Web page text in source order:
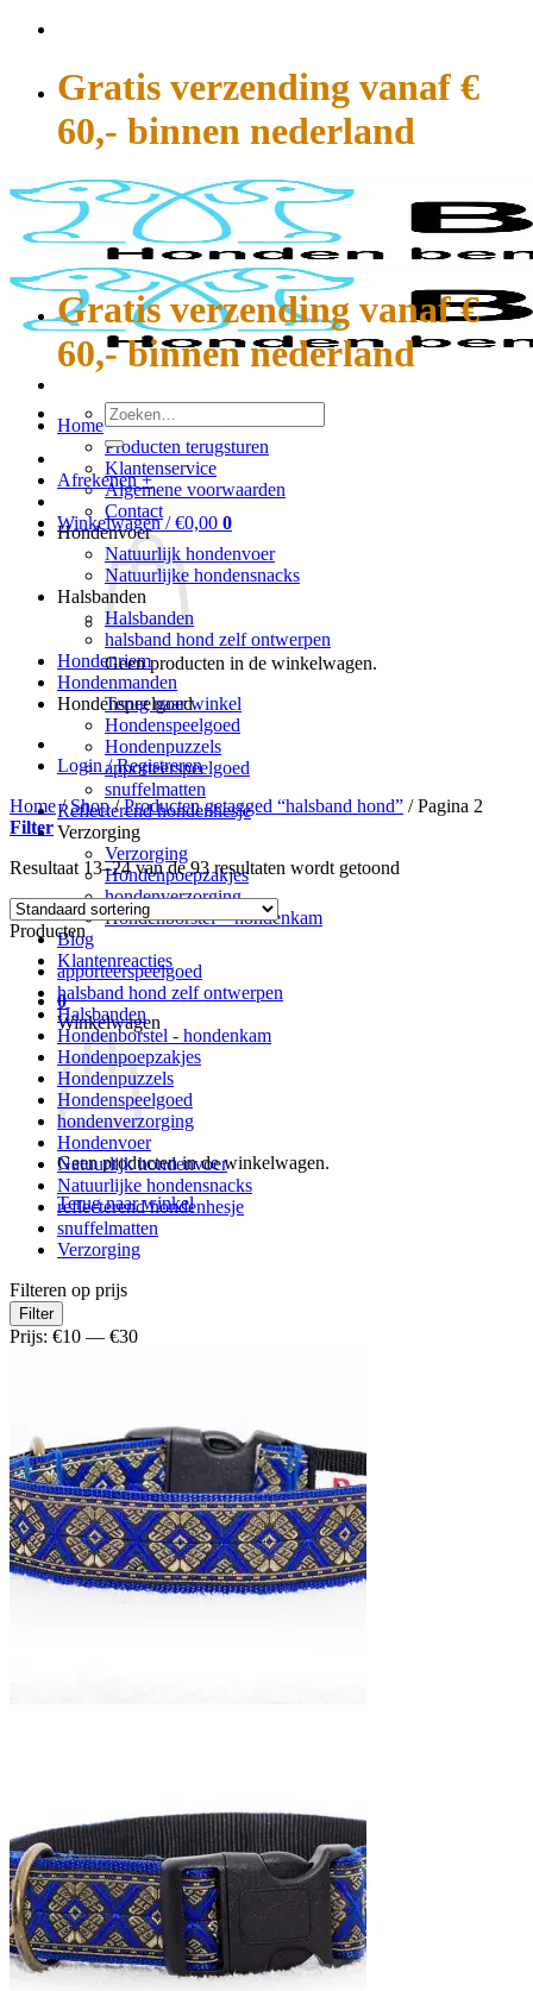
Gratis verzending vanaf €
60,- binnen nederland
Home
Producten terugsturen
Klantenservice
Algemene voorwaarden
Contact
Hondenvoer
Natuurlijk hondenvoer
Natuurlijke hondensnacks
Halsbanden
Halsbanden
halsband hond zelf ontwerpen
Hondenriem
Hondenmanden
Hondenspeelgoed
Hondenspeelgoed
Hondenpuzzels
apporteerspeelgoed
snuffelmatten
Reflecterend hondenhesje
Verzorging
Verzorging
Hondenpoepzakjes
hondenverzorging
Hondenborstel – hondenkam
Blog
Klantenreacties
0
Winkelwagen
Geen producten in de winkelwagen.
Terug naar winkel
Gratis verzending vanaf €
60,- binnen nederland
Zoeken
naar:
Afrekenen +
Winkelwagen /€0,00 0
Geen producten in de winkelwagen.
Terug naar winkel
Login / Registreren
Home / Shop / Producten getagged “halsband hond” /Pagina 2
Filter
Resultaat 13–24 van de 93 resultaten wordt getoond
Producten
apporteerspeelgoed
halsband hond zelf ontwerpen
Halsbanden
Hondenborstel - hondenkam
Hondenpoepzakjes
Hondenpuzzels
Hondenspeelgoed
hondenverzorging
Hondenvoer
Natuurlijk hondenvoer
Natuurlijke hondensnacks
reflecterend hondenhesje
snuffelmatten
Verzorging
Filteren op prijs
Min.
prijs
Max.
prijs
Filter
Prijs: €10 — €30